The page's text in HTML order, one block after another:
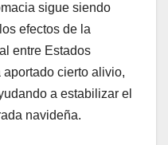
sigue siendo
efectos de la
entre Estados
cierto alivio,
a estabilizar el
navideña.